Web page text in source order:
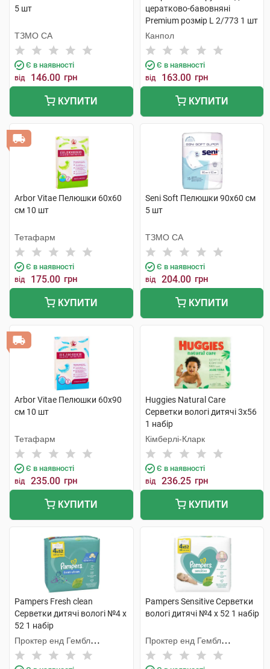
5 шт
ТЗМО СА
Є в наявності
від 146.00 грн
КУПИТИ
цератково-бавовняні
Premium розмір L 2/773 1 шт
Канпол
Є в наявності
від 163.00 грн
КУПИТИ
Arbor Vitae Пелюшки 60х60
см 10 шт
Тетафарм
Є в наявності
від 175.00 грн
КУПИТИ
Seni Soft Пелюшки 90х60 см
5 шт
ТЗМО СА
Є в наявності
від 204.00 грн
КУПИТИ
Arbor Vitae Пелюшки 60х90
см 10 шт
Тетафарм
Є в наявності
від 235.00 грн
КУПИТИ
Huggies Natural Care
Серветки вологі дитячі 3х56
1 набір
Кімберлі-Кларк
Є в наявності
від 236.25 грн
КУПИТИ
Pampers Fresh clean
Cерветки дитячі вологі №4 х
52 1 набір
Проктер енд Гембл
Мануфекчурінг
Pampers Sensitive Серветки
вологі дитячі №4 х 52 1 набір
Проктер енд Гембл
Мануфекчурінг